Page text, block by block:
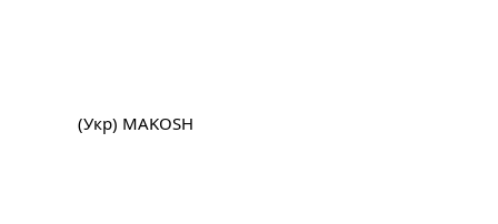
(Укр) MAKOSH